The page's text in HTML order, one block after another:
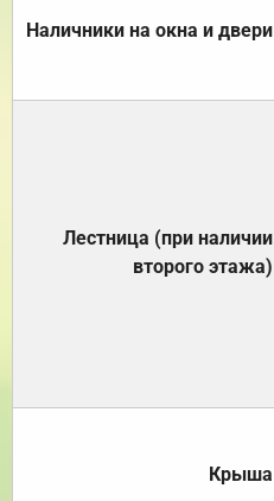
Наличники на окна и двери
Лестница (при наличии
второго этажа)
Крыша